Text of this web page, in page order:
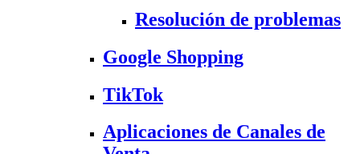
Resolución de problemas
Google Shopping
TikTok
Aplicaciones de Canales de